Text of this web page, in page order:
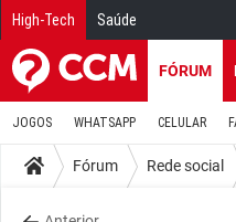
High-Tech Saúde
FÓRUM
JOGOS WHATSAPP CELULAR
Fórum Rede social